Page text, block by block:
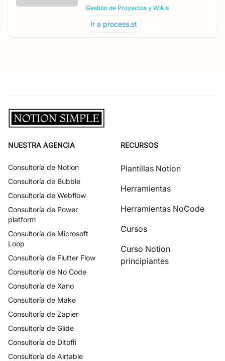
Gestión de Proyectos y Wikis
Ir a process.st
NUESTRA AGENCIA
Consultoría de Notion
Consultoría de Bubble
Consultoría de Webflow
Consultoría de Power
platform
Consultoría de Microsoft
Loop
Consultoría de Flutter Flow
Consultoría de No Code
Consultoría de Xano
Consultoría de Make
Consultoría de Zapier
Consultoría de Glide
Consultoría de Ditoffi
Consultoría de Airtable
RECURSOS
Plantillas Notion
Herramientas
Herramientas NoCode
Cursos
Curso Notion
principiantes